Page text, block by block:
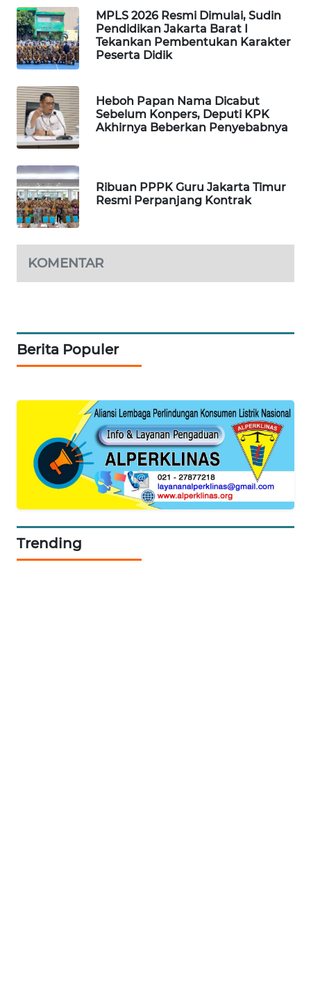
MPLS 2026 Resmi Dimulai, Sudin
Pendidikan Jakarta Barat I
Tekankan Pembentukan Karakter
Peserta Didik
Heboh Papan Nama Dicabut
Sebelum Konpers, Deputi KPK
Akhirnya Beberkan Penyebabnya
Ribuan PPPK Guru Jakarta Timur
Resmi Perpanjang Kontrak
KOMENTAR
Berita Populer
Trending
WAHANANEWS
NET
WAHANA
SPORT
WAHANA
UMKM
WAHANA
SELEB
WAHANA
HEALTH
LAPAK
WAHANA
Wahana
Network
KONSUMEN